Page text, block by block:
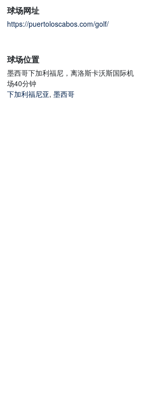
球场网址
https://puertoloscabos.com/golf/
球场位置
墨西哥下加利福尼，离洛斯卡沃斯国际机
场40分钟
下加利福尼亚, 墨西哥